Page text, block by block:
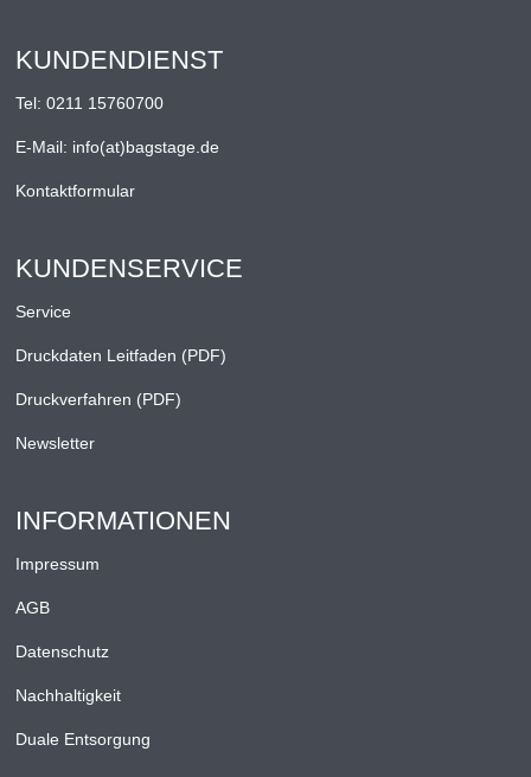
KUNDENDIENST
Tel:0211 15760700
E-Mail: info(at)bagstage.de
Kontaktformular
KUNDENSERVICE
Service
Druckdaten Leitfaden (PDF)
Druckverfahren (PDF)
Newsletter
INFORMATIONEN
Impressum
AGB
Datenschutz
Nachhaltigkeit
Duale Entsorgung